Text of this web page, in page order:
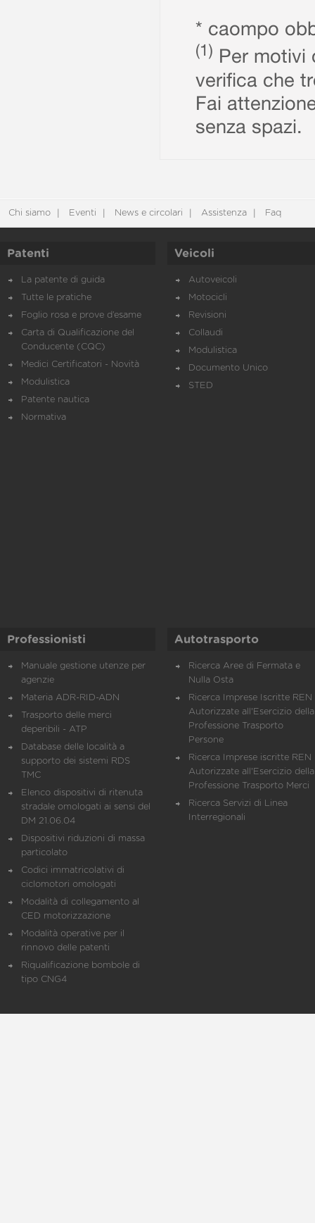
* caompo
(1) Per motivi
verifica che
Fai
senza spazi.
Chi siamo Eventi News e circolari Assistenza Faq
Patenti
La patente di guida
Tutte le pratiche
Foglio rosa e prove d’esame
Carta di Qualificazione del
Conducente (CQC)
Medici Certificatori - Novità
Modulistica
Patente nautica
Normativa
Veicoli
Autoveicoli
Motocicli
Revisioni
Collaudi
Modulistica
Documento Unico
STED
Professionisti
Manuale gestione utenze per
agenzie
Materia ADR-RID-ADN
Trasporto delle merci
deperibili - ATP
Database delle località a
supporto dei sistemi RDS
TMC
Elenco dispositivi di ritenuta
stradale omologati ai sensi del
DM 21.06.04
Dispositivi riduzioni di massa
particolato
Codici immatricolativi di
ciclomotori omologati
Modalità di collegamento al
CED motorizzazione
Modalità operative per il
rinnovo delle patenti
Riqualificazione bombole di
tipo CNG4
Autotrasporto
Ricerca Aree di Fermata e
Nulla Osta
Ricerca Imprese Iscritte REN
Autorizzate all'Esercizio della
Professione Trasporto
Persone
Ricerca Imprese iscritte REN
Autorizzate all'Esercizio della
Professione Trasporto Merci
Ricerca Servizi di Linea
Interregionali